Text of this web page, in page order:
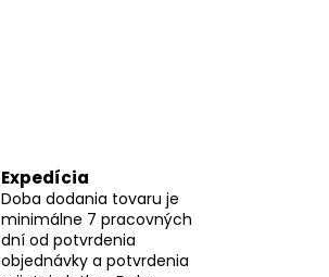
Expedícia
Doba dodania tovaru je
minimálne 7 pracovných
dní od potvrdenia
objednávky a potvrdenia